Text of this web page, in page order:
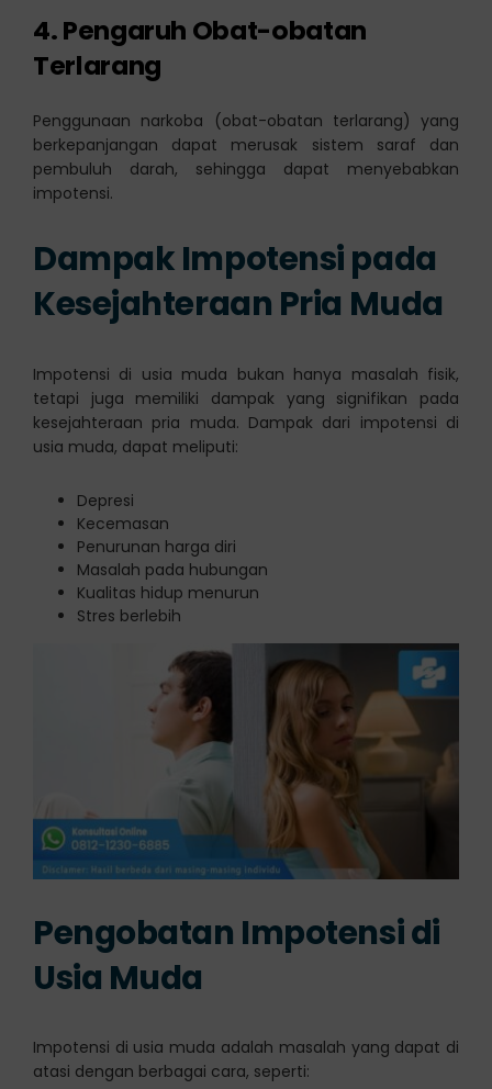
4. Pengaruh Obat-obatan
Terlarang
Penggunaan narkoba (obat-obatan terlarang) yang
berkepanjangan dapat merusak sistem saraf dan
pembuluh darah, sehingga dapat menyebabkan
impotensi.
Dampak Impotensi pada
Kesejahteraan Pria Muda
Impotensi di usia muda bukan hanya masalah fisik,
tetapi juga memiliki dampak yang signifikan pada
kesejahteraan pria muda. Dampak dari impotensi di
usia muda, dapat meliputi:
Depresi
Kecemasan
Penurunan harga diri
Masalah pada hubungan
Kualitas hidup menurun
Stres berlebih
Pengobatan Impotensi di
Usia Muda
Impotensi di usia muda adalah masalah yang dapat di
atasi dengan berbagai cara, seperti: